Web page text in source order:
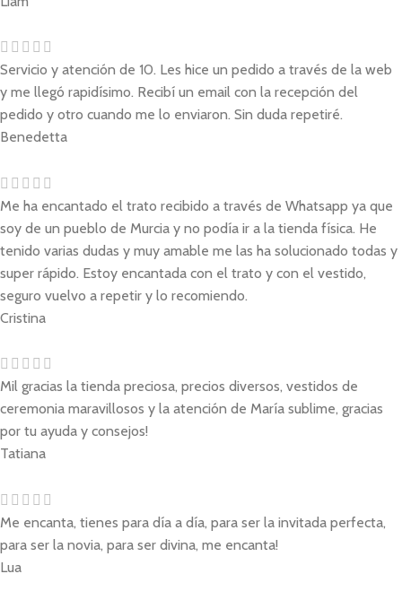
Servicio y atención de 10. Les hice un pedido a través de la web
y me llegó rapidísimo. Recibí un email con la recepción del
pedido y otro cuando me lo enviaron. Sin duda repetiré.
Benedetta
Me ha encantado el trato recibido a través de Whatsapp ya que
soy de un pueblo de Murcia y no podía ir a la tienda física. He
tenido varias dudas y muy amable me las ha solucionado todas y
super rápido. Estoy encantada con el trato y con el vestido,
seguro vuelvo a repetir y lo recomiendo.
Cristina
Mil gracias la tienda preciosa, precios diversos, vestidos de
ceremonia maravillosos y la atención de María sublime, gracias
por tu ayuda y consejos!
Tatiana
Me encanta, tienes para día a día, para ser la invitada perfecta,
para ser la novia, para ser divina, me encanta!
Lua